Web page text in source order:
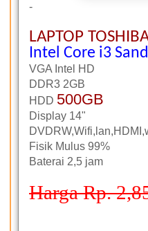
-
LAPTOP
Intel Core i3
VGA Intel HD
DDR3 2GB
HDD 500GB
Display 14"
Fisik Mulus 99%
Baterai 2,5 jam
Harga Rp.